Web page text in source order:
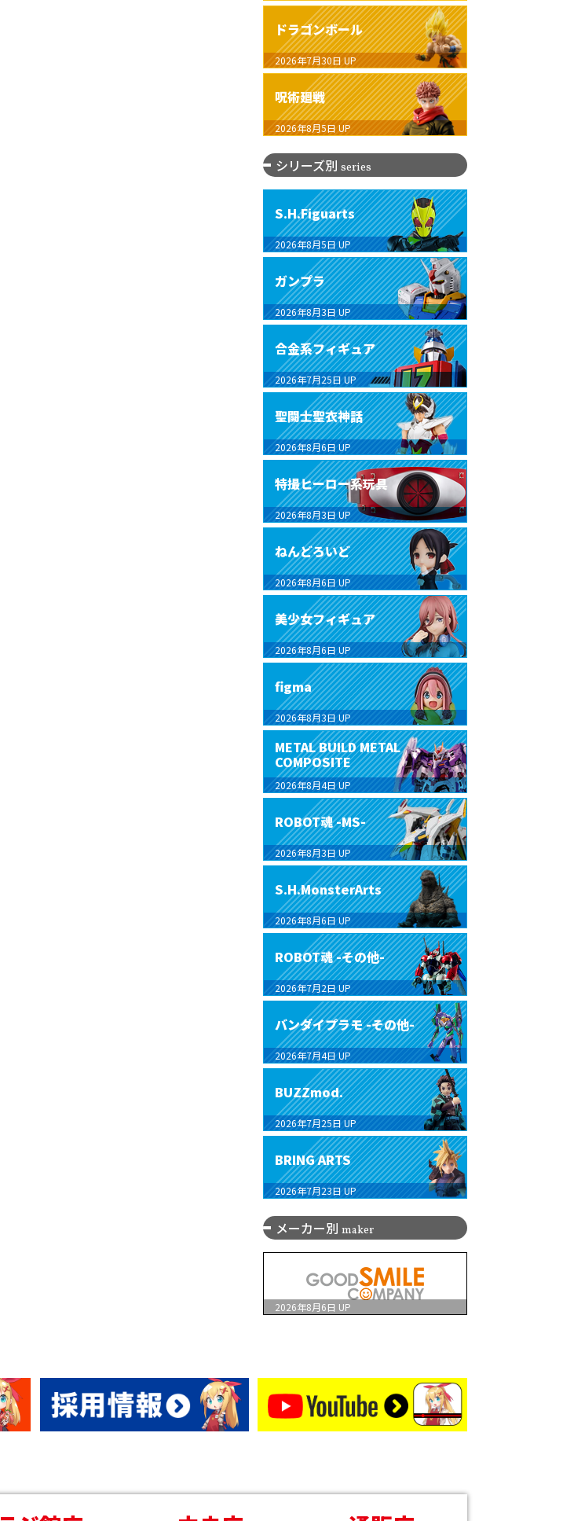
ドラゴンボール
2026年7月30日 UP
呪術廻戦
2026年8月5日 UP
シリーズ別 series
S.H.Figuarts
2026年8月5日 UP
ガンプラ
2026年8月3日 UP
合金系フィギュア
2026年7月25日 UP
聖闘士聖衣神話
2026年8月6日 UP
特撮ヒーロー系玩具
2026年8月3日 UP
ねんどろいど
2026年8月6日 UP
美少女フィギュア
2026年8月6日 UP
figma
2026年8月3日 UP
METAL BUILD METAL
COMPOSITE
2026年8月4日 UP
ROBOT魂 -MS-
2026年8月3日 UP
S.H.MonsterArts
2026年8月6日 UP
ROBOT魂 -その他-
2026年7月2日 UP
バンダイプラモ -その他-
2026年7月4日 UP
BUZZmod.
2026年7月25日 UP
BRING ARTS
2026年7月23日 UP
メーカー別 maker
2026年8月6日 UP